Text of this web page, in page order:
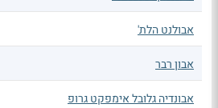
אבולנט הלת'
אבון רבר
אבונדיה גלובל אימפקט גרופ